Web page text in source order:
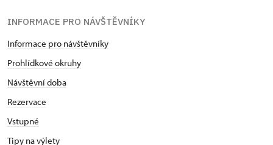
INFORMACE PRO NÁVŠTĚVNÍKY
Informace pro návštěvníky
Prohlídkové okruhy
Návštěvní doba
Rezervace
Vstupné
Tipy na výlety